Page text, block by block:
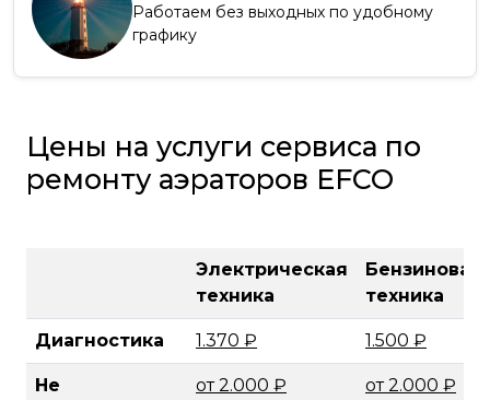
Работаем без выходных по удобному
графику
Цены на услуги сервиса по
ремонту аэраторов EFCO
Электрическая
техника
Бензиновая
техника
Диагностика 1.370 ₽ 1.500 ₽
Не
от 2.000 ₽ от 2.000 ₽